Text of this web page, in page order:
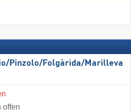
​Pinzolo/​Folgàrida/​Marilleva
offen